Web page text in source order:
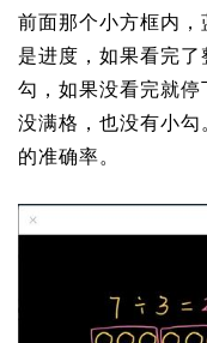
前面那个小方框内
是进度，如果看完
勾，如果没看完就
没满格，也没有小
的准确率。